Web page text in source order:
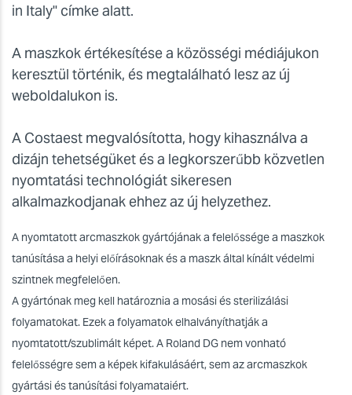
in Italy" címke alatt.
A maszkok értékesítése a közösségi médiájukon
keresztül történik, és megtalálható lesz az új
weboldalukon is.
A Costaest megvalósította, hogy kihasználva a
dizájn tehetségüket és a legkorszerűbb közvetlen
nyomtatási technológiát sikeresen
alkalmazkodjanak ehhez az új helyzethez.
A nyomtatott arcmaszkok gyártójának a felelőssége a maszkok
tanúsítása a helyi előírásoknak és a maszk által kínált védelmi
szintnek megfelelően.
A gyártónak meg kell határoznia a mosási és sterilizálási
folyamatokat. Ezek a folyamatok elhalványíthatják a
nyomtatott/szublimált képet. A Roland DG nem vonható
felelősségre sem a képek kifakulásáért, sem az arcmaszkok
gyártási és tanúsítási folyamataiért.